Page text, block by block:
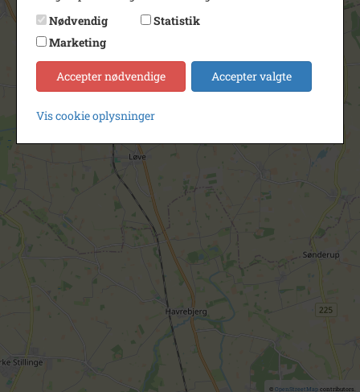
© OpenStreetMapcontributors.
Nødvendig
Statistik
Marketing
Accepter nødvendige Accepter valgte
Vis cookie oplysninger